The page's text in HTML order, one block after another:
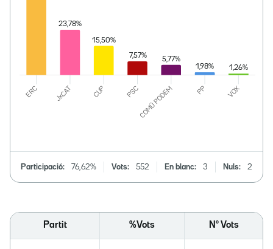
Participació: 76,62% Vots: 552 En blanc: 3 Nuls: 2
Partit %Vots Nº Vots